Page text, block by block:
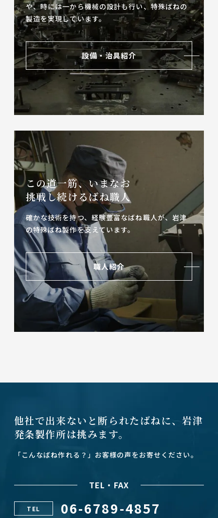
や、時には一から機械の設計も行い、特殊ばねの
製造を実現しています。
設備・治具紹介
この道一筋、いまなお
挑戦し続けるばね職人
確かな技術を持つ、経験豊富なばね職人が、岩津
の特殊ばね製作を支えています。
職人紹介
他社で出来ないと断られたばねに、岩津
発条製作所は挑みます。
「こんなばね作れる？」お客様の声をお寄せください。
TEL・FAX
TEL 06-6789-4857